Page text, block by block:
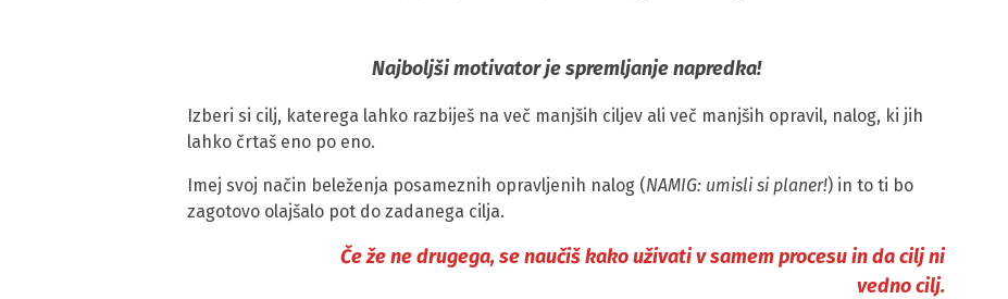
Najboljši motivator je spremljanje napredka!
Izberi si cilj, katerega lahko razbiješ na več manjših ciljev ali več manjših opravil, nalog, ki jih
lahko črtaš eno po eno.
Imej svoj način beleženja posameznih opravljenih nalog (NAMIG: umisli si planer!) in to ti bo
zagotovo olajšalo pot do zadanega cilja.
Če že ne drugega, se naučiš kako uživati v samem procesu in da cilj ni
vedno cilj.